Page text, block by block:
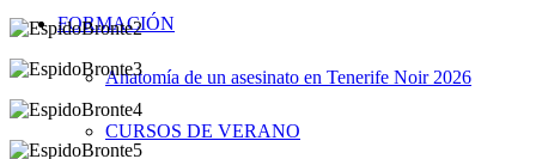
FORMACIÓN
Anatomía de un asesinato en Tenerife Noir 2026
CURSOS DE VERANO